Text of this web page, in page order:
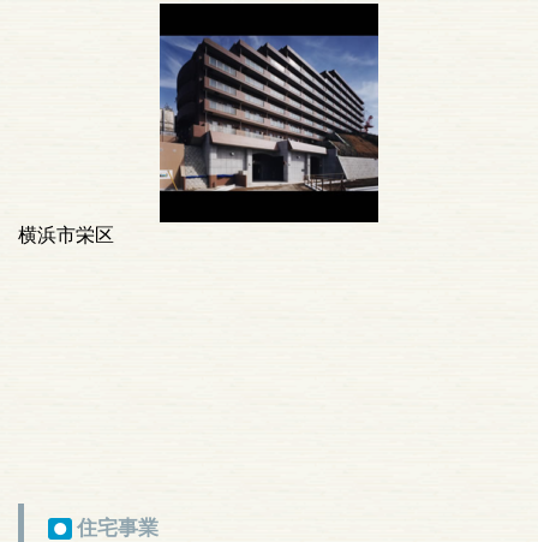
横浜市栄区
● 住宅事業